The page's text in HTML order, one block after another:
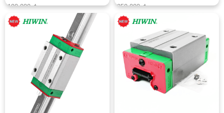
190.000 đ 250.000 đ